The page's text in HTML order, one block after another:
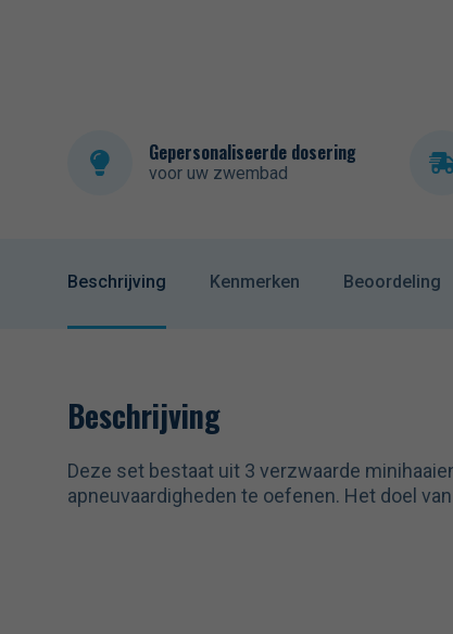
Gepersonaliseerde dosering
voor uw zwembad
Beschrijving Kenmerken Beoordeling
Beschrijving
Deze set bestaat uit 3 verzwaarde
apneuvaardigheden te oefenen. Het doel